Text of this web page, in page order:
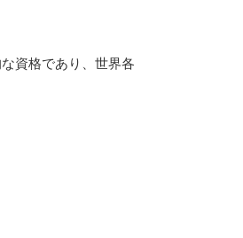
資格であり、世界各